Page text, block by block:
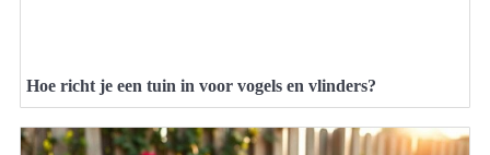
Hoe richt je een tuin in voor vogels en vlinders?